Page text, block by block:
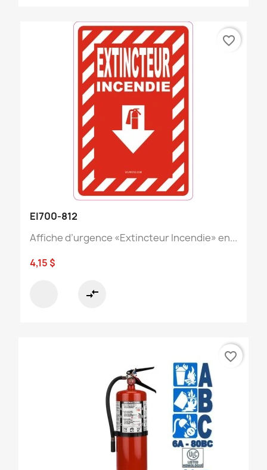
EI700-812
Affiche d’urgence «Extincteur Incendie» en...
4,15 $
compare_arrows
favorite_border
favorite_border